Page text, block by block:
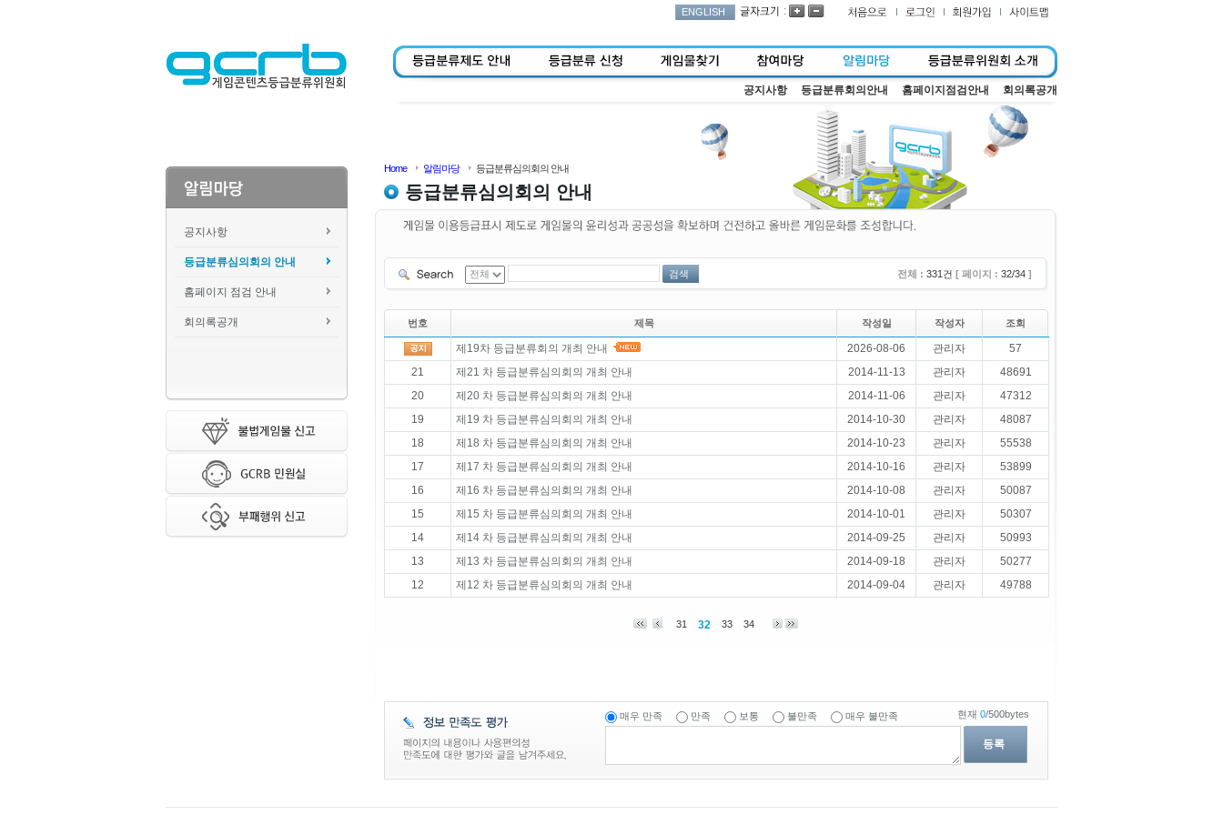
ENGLISH :
공지사항 등급분류회의안내 홈페이지점검안내 회의록공개
공지사항
등급분류심의회의 안내
홈페이지 점검 안내
회의록공개
Home 알림마당 등급분류심의회의 안내
등급분류심의회의 안내
검색 전체 : 331건 [ 페이지 : 32/34 ]
번호 제목 작성일 작성자 조회
제19차 등급분류회의 개최 안내 2026-08-06 관리자
57
21
제21 차 등급분류심의회의 개최 안내 2014-11-13 관리자
48691
20
제20 차 등급분류심의회의 개최 안내 2014-11-06 관리자
47312
19
제19 차 등급분류심의회의 개최 안내 2014-10-30 관리자
48087
18
제18 차 등급분류심의회의 개최 안내 2014-10-23 관리자
55538
17
제17 차 등급분류심의회의 개최 안내 2014-10-16 관리자
53899
16
제16 차 등급분류심의회의 개최 안내 2014-10-08 관리자
50087
15
제15 차 등급분류심의회의 개최 안내 2014-10-01 관리자
50307
14
제14 차 등급분류심의회의 개최 안내 2014-09-25 관리자
50993
13
제13 차 등급분류심의회의 개최 안내 2014-09-18 관리자
50277
12
제12 차 등급분류심의회의 개최 안내 2014-09-04 관리자 49788
31 32 33 34
매우 만족 만족 보통 불만족 매우 불만족
등록
현재 0/500bytes